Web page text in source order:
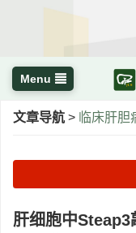
Menu
文章导航 > 临床肝胆
肝细胞中Steap3